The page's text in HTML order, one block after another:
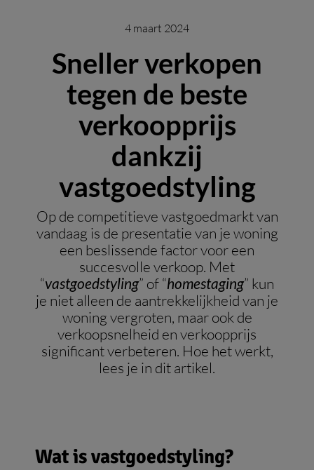
4 maart 2024
Sneller verkopen
tegen de beste
verkoopprijs
dankzij
vastgoedstyling
Op de competitieve vastgoedmarkt van
vandaag is de presentatie van je woning
een beslissende factor voor een
succesvolle verkoop. Met
“vastgoedstyling” of “homestaging” kun
je niet alleen de aantrekkelijkheid van je
woning vergroten, maar ook de
verkoopsnelheid en verkoopprijs
significant verbeteren. Hoe het werkt,
lees je in dit artikel.
Wat is vastgoedstyling?